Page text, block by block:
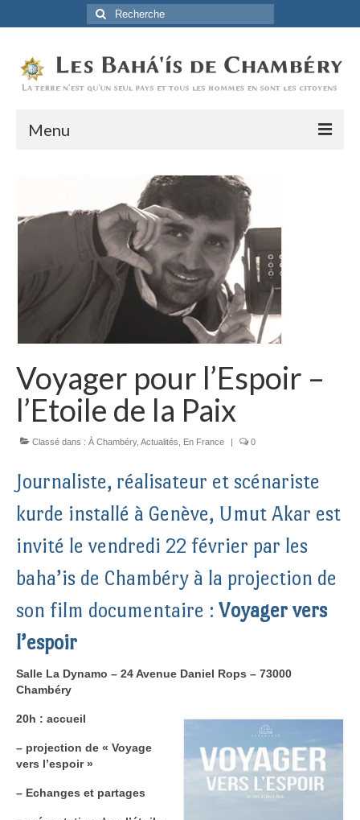
Rechercher
:
Menu
La Foi Baha’ie
Être Baha’i au quotidien
Un débordement d’actions
Actualités
Voyager pour l’Espoir –
l’Etoile de la Paix
Classé dans : À Chambéry, Actualités En France | 0
Journaliste, réalisateur et scénariste
kurde installé à Genève, Umut Akar est
invité le vendredi 22 février par les
baha’is de Chambéry à la projection de
son film documentaire : Voyager vers
l’espoir
Salle La Dynamo – 24 Avenue Daniel Rops – 73000
Chambéry
20h : accueil
– projection de « Voyage
vers l’espoir »
– Echanges et partages